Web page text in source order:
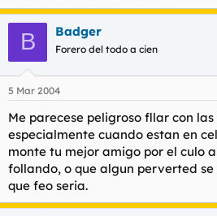
B Badger
Forero del todo a cien
5 Mar 2004
Me parecese peligroso fllar con
especialmente cuando estan en
monte tu mejor amigo por el culo
follando, o que algun perverted
que feo seria.